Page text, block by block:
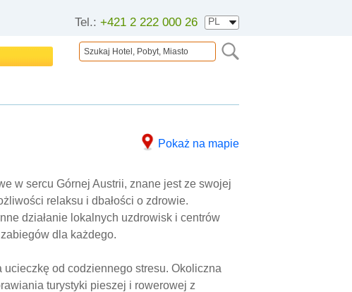
Tel.: +421 2 222 000 26
Pokaż na mapie
w sercu Górnej Austrii, znane jest ze swojej
relaksu i dbałości o zdrowie.
działanie lokalnych uzdrowisk i centrów
dla każdego.
od codziennego stresu. Okoliczna
turystyki pieszej i rowerowej z